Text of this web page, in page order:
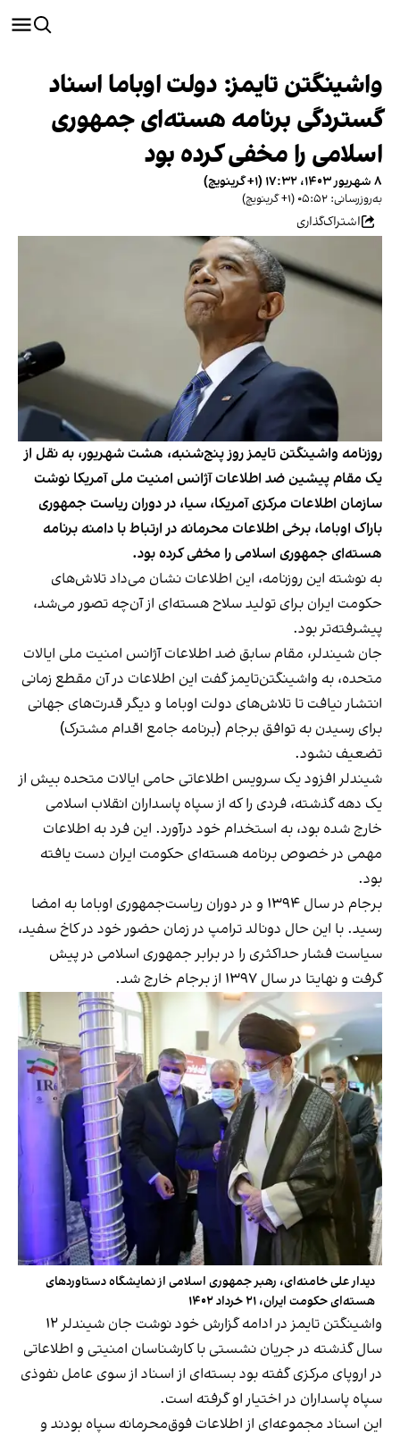
واشینگتن ‌تایمز: دولت اوباما اسناد
گستردگی برنامه هسته‌ای جمهوری
اسلامی را مخفی کرده بود
۸ شهریور ۱۴۰۳، ۱۷:۳۲ (‎+۱ گرینویچ)
به‌روزرسانی: ۰۵:۵۲ (‎+۱ گرینویچ)
اشتراک‌گذاری
روزنامه واشینگتن ‌تایمز روز پنج‌شنبه، هشت شهریور، به نقل از
یک مقام پیشین ضد اطلاعات آژانس امنیت ملی آمریکا نوشت
سازمان اطلاعات مرکزی آمریکا، سیا، در دوران ریاست جمهوری
باراک اوباما، برخی اطلاعات محرمانه در ارتباط با دامنه برنامه
هسته‌ای جمهوری اسلامی را مخفی کرده بود.
به نوشته این روزنامه، این اطلاعات نشان می‌داد تلاش‌های
حکومت ایران برای تولید سلاح هسته‌ای از آن‌چه تصور می‌شد،
پیشرفته‌تر بود.
جان شیندلر، مقام سابق ضد اطلاعات آژانس امنیت ملی ایالات
متحده، به واشینگتن‌تایمز گفت این اطلاعات در آن مقطع زمانی
انتشار نیافت تا تلاش‌های دولت اوباما و دیگر قدرت‌های جهانی
برای رسیدن به توافق برجام (برنامه جامع اقدام مشترک)
تضعیف نشود.
شیندلر افزود یک سرویس اطلاعاتی حامی ایالات متحده بیش از
یک دهه گذشته، فردی را که از سپاه پاسداران انقلاب اسلامی
خارج شده بود، به استخدام خود درآورد. این فرد به اطلاعات
مهمی در خصوص برنامه هسته‌ای حکومت ایران دست یافته
بود.
برجام در سال ۱۳۹۴ و در دوران ریاست‌جمهوری اوباما به امضا
رسید. با این حال دونالد ترامپ در زمان حضور خود در کاخ سفید،
سیاست فشار حداکثری را در برابر جمهوری اسلامی در پیش
گرفت و نهایتا در سال ۱۳۹۷ از برجام خارج شد.
دیدار علی خامنه‌ای، رهبر جمهوری اسلامی از نمایشگاه دستاوردهای
هسته‌ای حکومت ایران، ۲۱ خرداد ۱۴۰۲
واشینگتن ‌تایمز در ادامه گزارش خود نوشت جان شیندلر ۱۲
سال گذشته در جریان نشستی با کارشناسان امنیتی و اطلاعاتی
در اروپای مرکزی گفته بود بسته‌ای از اسناد از سوی عامل نفوذی
سپاه پاسداران در اختیار او گرفته است.
این اسناد مجموعه‌ای از اطلاعات فوق‌محرمانه سپاه بودند و